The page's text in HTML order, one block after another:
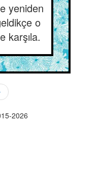
yeniden
o
karşıla.
2026